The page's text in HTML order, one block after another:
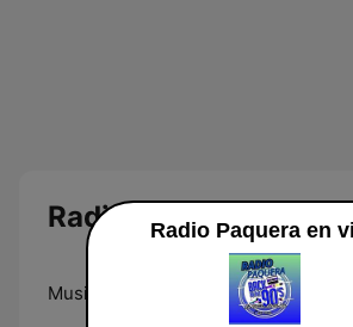
Radio Paquera en
Musica Cristiana
Radio Paquera en